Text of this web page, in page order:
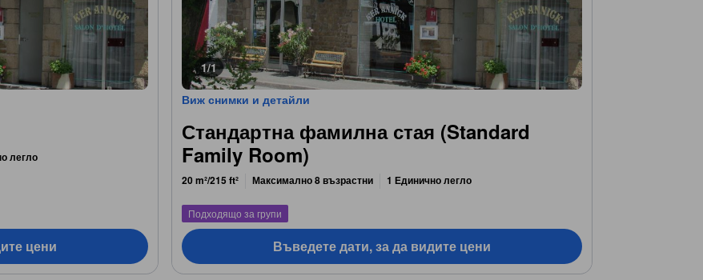
легло
цени
1/1
Виж снимки и детайли
Стандартна фамилна стая (Standard
Family Room)
20 m²/215 ft² Максимално 8 възрастни 1 Единично легло
Подходящо за групи
Въведете дати, за да видите цени